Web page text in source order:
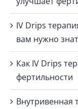
IV Drips
вам нужно
Как IV Drips
фертильности
Внутривенная